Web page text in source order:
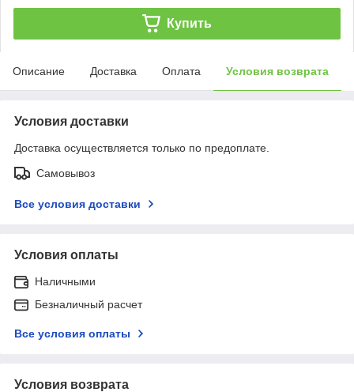
Купить
Описание Доставка Оплата Условия возврата
Условия доставки
Доставка осуществляется только по предоплате.
Самовывоз
Все условия доставки
Условия оплаты
Наличными
Безналичный расчет
Все условия оплаты
Условия возврата